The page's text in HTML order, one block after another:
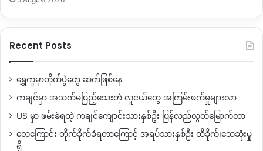
Recent Posts
ရွှေကူမှာတိုက်ပွဲတွေ ဆက်ဖြစ်နေ
ကချင်မှာ အသက်မပြည့်သေးတဲ့ လူငယ်တွေ အကြမ်းဖက်မှုများလာ
US မှာ ဖမ်းခံရတဲ့ ကချင်ကျောင်းသားနှစ်ဦး ပြန်လည်လွတ်မြောက်လာ
လေကြောင်း တိုက်ခိုက်ခံရတာကြောင့် အရပ်သားနှစ်ဦး ထိခိုက်၊သေဆုံးမှု
ရှိ